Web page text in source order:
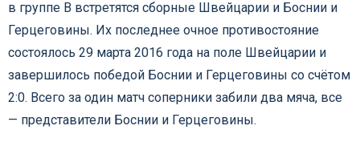
в группе B встретятся сборные Швейцарии и Боснии и
Герцеговины. Их последнее очное противостояние
состоялось 29 марта 2016 года на поле Швейцарии и
завершилось победой Боснии и Герцеговины со счётом
2:0. Всего за один матч соперники забили два мяча, все
— представители Боснии и Герцеговины.